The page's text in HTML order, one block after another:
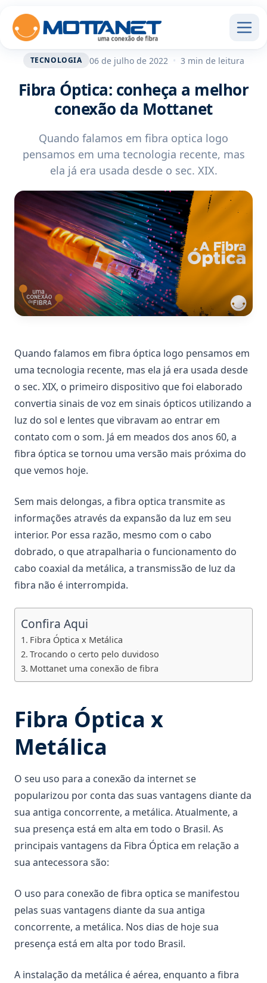
TECNOLOGIA 06 de julho de 2022 • 3 min de leitura
Fibra Óptica: conheça a melhor
conexão da Mottanet
Quando falamos em fibra optica logo
pensamos em uma tecnologia recente, mas
ela já era usada desde o sec. XIX.
Quando falamos em fibra óptica logo pensamos em
uma tecnologia recente, mas ela já era usada desde
o sec. XIX, o primeiro dispositivo que foi elaborado
convertia sinais de voz em sinais ópticos utilizando a
luz do sol e lentes que vibravam ao entrar em
contato com o som. Já em meados dos anos 60, a
fibra óptica se tornou uma versão mais próxima do
que vemos hoje.
Sem mais delongas, a fibra optica transmite as
informações através da expansão da luz em seu
interior. Por essa razão, mesmo com o cabo
dobrado, o que atrapalharia o funcionamento do
cabo coaxial da metálica, a transmissão de luz da
fibra não é interrompida.
Confira Aqui
Fibra Óptica x Metálica
Trocando o certo pelo duvidoso
Mottanet uma conexão de fibra
Fibra Óptica x
Metálica
O seu uso para a conexão da internet se
popularizou por conta das suas vantagens diante da
sua antiga concorrente, a metálica. Atualmente, a
sua presença está em alta em todo o Brasil. As
principais vantagens da Fibra Óptica em relação a
sua antecessora são:
O uso para conexão de fibra optica se manifestou
pelas suas vantagens diante da sua antiga
concorrente, a metálica. Nos dias de hoje sua
presença está em alta por todo Brasil.
A instalação da metálica é aérea, enquanto a fibra